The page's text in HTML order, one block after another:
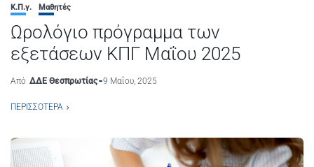
Κ.Π.γ. Μαθητές
Ωρολόγιο πρόγραμμα των
εξετάσεων ΚΠΓ Mαΐου 2025
Από ΔΔΕ Θεσπρωτίας 9 Μαΐου, 2025
ΠΕΡΙΣΣΌΤΕΡΑ